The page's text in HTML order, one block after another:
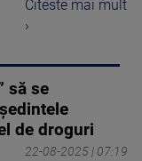
Citeste mai mult
›
să se
de droguri
22-08-2025 | 07:19